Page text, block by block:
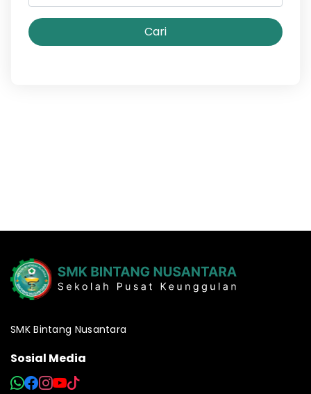
Cari
SMK Bintang Nusantara
Sosial Media